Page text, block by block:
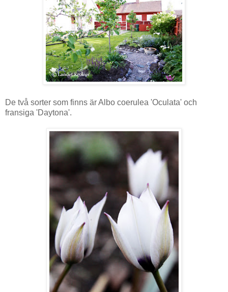
De två sorter som finns är Albo coerulea 'Oculata' och
fransiga 'Daytona'.